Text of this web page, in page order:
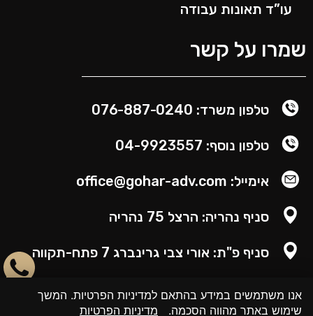
עו”ד תאונות עבודה
שמרו על קשר
טלפון משרד: 076-887-0240
טלפון נוסף: 04-9923557
אימייל: office@gohar-adv.com​
סניף נהריה: הרצל 75 נהריה
סניף פ"ת: אורי צבי גרינברג 7 פתח-תקווה
אנו משתמשים במידע בהתאם למדיניות הפרטיות. המשך
שימוש באתר מהווה הסכמה. מדיניות הפרטיות